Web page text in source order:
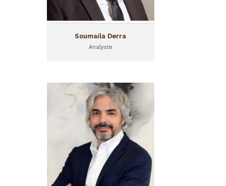
Soumaila Derra
Analyste
Sébastien Boyé
Co-Directeur Général d’I&P
Sébastien Boyé a rejoint I&P
en 2002 et est aujourd’hui
Co-Directeur Général d’I&P